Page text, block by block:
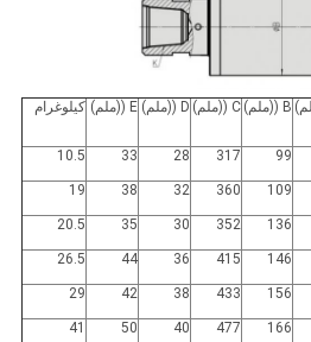
B ((ملم) C ((ملم) D ((ملم) E ((ملم) كيلوغرام
99
317
28
33
10.5
109
360
32
38
19
136
352
30
35
20.5
146
415
36
44
26.5
156
433
38
42
29
166
477
40
50
41